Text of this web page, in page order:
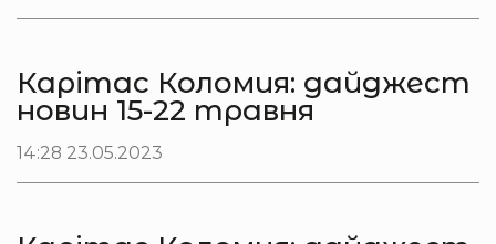
Карітас Коломия: дайджест
новин 15-22 травня
14:28 23.05.2023